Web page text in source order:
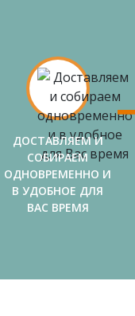
ДОСТАВЛЯЕМ И
СОБИРАЕМ
ОДНОВРЕМЕННО И
В УДОБНОЕ ДЛЯ
ВАС ВРЕМЯ